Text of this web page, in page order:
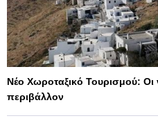
Νέο Χωροταξικό Τουρισμού: Οι
περιβάλλον